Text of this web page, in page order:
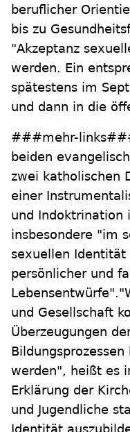
beruflicher
bis zu
"Akzeptanz
werden. Ein
spätestens im
und dann in die
###mehr-
beiden
zwei katholischen
einer
und Indoktrination
insbesondere "im
sexuellen
persönlicher und
und Gesellschaft
Überzeugungen
werden", heißt es
Erklärung der
und Jugendliche
Identität